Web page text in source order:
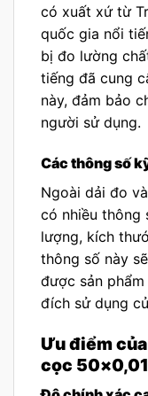
có xuất xứ từ
quốc gia nổi
bị đo lường
tiếng đã cung
này, đảm bảo
người sử dụng.
Các thông số
Ngoài dải đo
có nhiều thông
lượng, kích
thông số này
được sản
đích sử dụng
Ưu điểm
cọc